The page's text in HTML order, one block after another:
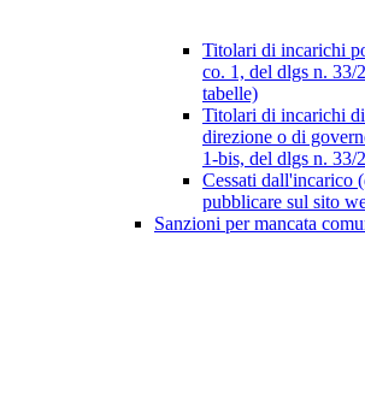
Titolari di incarichi
co. 1, del dlgs n. 33/
tabelle)
Titolari di incarichi
direzione o di
1-bis, del dlgs n. 33/
Cessati dall'incarico
pubblicare sul sito
Sanzioni per mancata